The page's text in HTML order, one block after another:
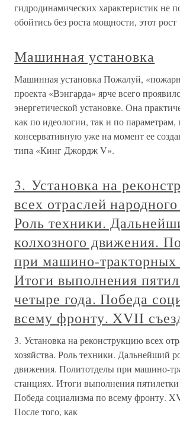
гидродинамических характеристик не
обойтись без роста мощности, этот рост
Машинная установка
Машинная установка Пожалуй,
проекта «Вэнгарда» ярче всего
энергетической установке. Она
как по идеологии, так и по параметрам,
консервативную уже на момент ее
типа «Кинг Джордж V».
3. Установка на
всех отраслей
Роль техники.
колхозного движения.
при машино-тракторных
Итоги выполнения
четыре года. Победа
всему фронту. XVII
3. Установка на реконструкцию всех
хозяйства. Роль техники. Дальнейший
движения. Политотделы при машино-
станциях. Итоги выполнения пятилетки
Победа социализма по всему фронту.
После того, как